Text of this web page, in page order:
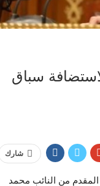
سباق
شارك
من النائب محمد